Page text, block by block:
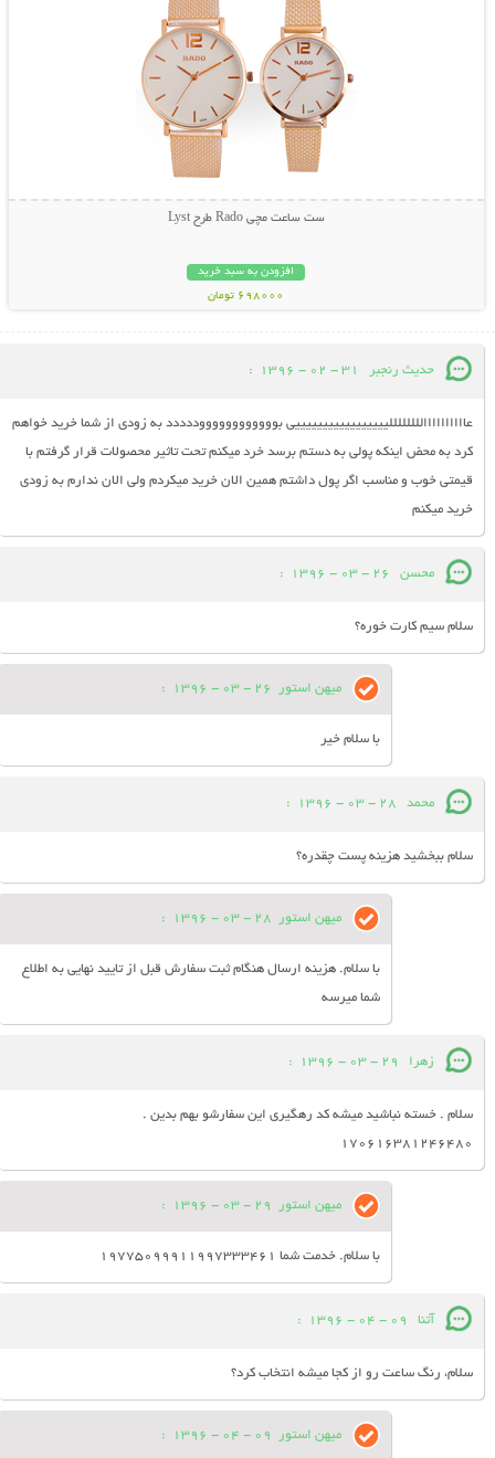
ست ساعت مچی Rado طرح Lyst
افزودن به سبد خرید
698000 تومان
حدیث رنجبر 31 - 02 - 1396
:
عااااااااااللللللللیییییییییییییییییی بووووووووووووددددد به زودی از شما خرید خواهم
کرد به محض اینکه پولی به دستم برسد خرد میکنم تحت تاثیر محصولات قرار گرفتم با
قیمتی خوب و مناسب اگر پول داشتم همین الان خرید میکردم ولی الان ندارم به زودی
خرید میکنم
محسن 26 - 03 - 1396
:
سلام سیم کارت خوره؟
میهن استور 26 - 03 - 1396
:
با سلام خیر
محمد 28 - 03 - 1396
:
سلام ببخشید هزینه پست چقدره؟
میهن استور 28 - 03 - 1396
:
با سلام. هزینه ارسال هنگام ثبت سفارش قبل از تایید نهایی به اطلاع
شما میرسه
زهرا 29 - 03 - 1396
:
سلام . خسته نباشید میشه کد رهگیری این سفارشو بهم بدین .
170616381246480
میهن استور 29 - 03 - 1396
:
با سلام. خدمت شما 19775099911997333461
آتنا 09 - 04 - 1396
:
سلام، رنگ ساعت رو از کجا میشه انتخاب کرد؟
میهن استور 09 - 04 - 1396
: